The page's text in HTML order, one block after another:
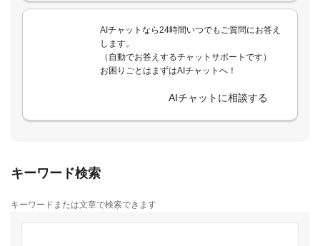
AIチャットなら24時間いつでもご質問にお答え
します。
（自動でお答えするチャットサポートです）
お困りごとはまずはAIチャットへ！
AIチャットに相談する
キーワード検索
キーワードまたは文章で検索できます